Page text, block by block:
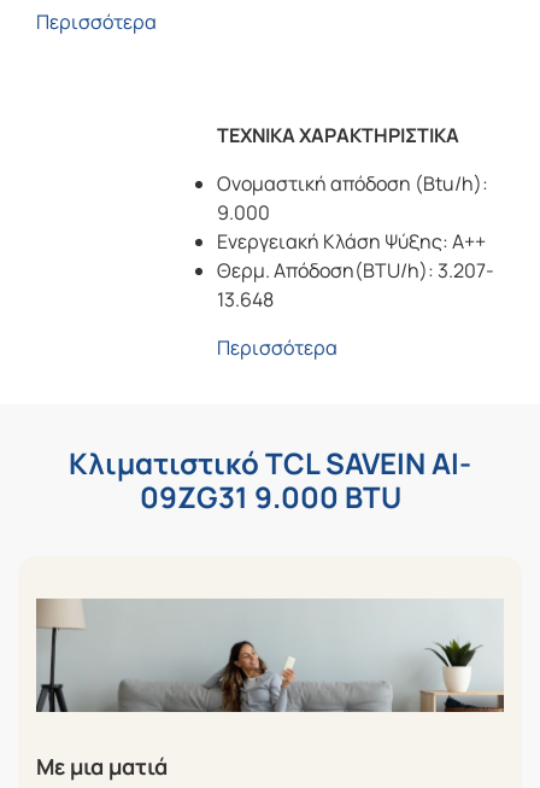
Περισσότερα
ΤΕΧΝΙΚΑ ΧΑΡΑΚΤΗΡΙΣΤΙΚΑ
Ονομαστική απόδοση (Btu/h):
9.000
Ενεργειακή Κλάση Ψύξης: A++
Θερμ. Απόδοση(BΤU/h): 3.207-
13.648
Περισσότερα
Κλιματιστικό TCL SAVEIN AI-
09ZG31 9.000 BTU
Με μια ματιά